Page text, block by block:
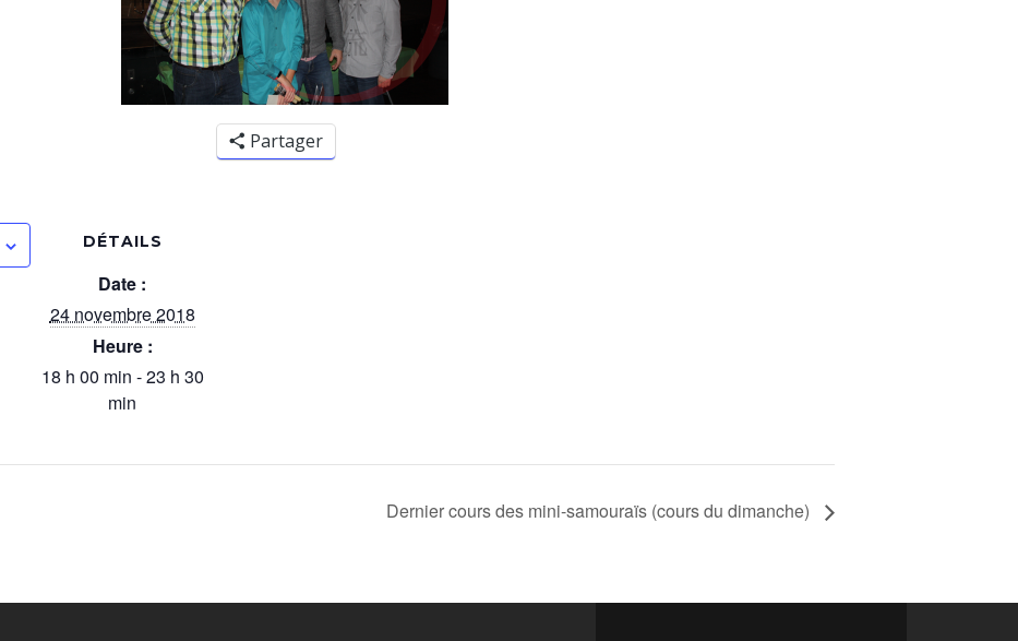
Partager
DÉTAILS
Date :
24 novembre 2018
Heure :
18 h 00 min - 23 h 30
min
Dernier cours des mini-samouraïs (cours du dimanche)